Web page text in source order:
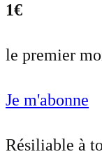
1€
le premier
Je m'abonne
Résiliable à